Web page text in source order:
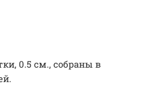
0.5 см., собраны в